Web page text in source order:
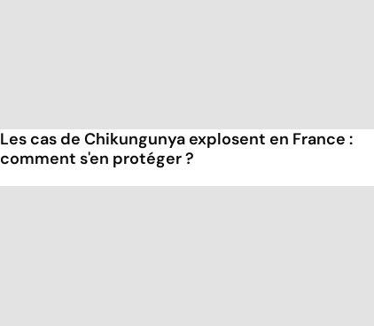
Les cas de Chikungunya explosent en France :
comment s'en protéger ?